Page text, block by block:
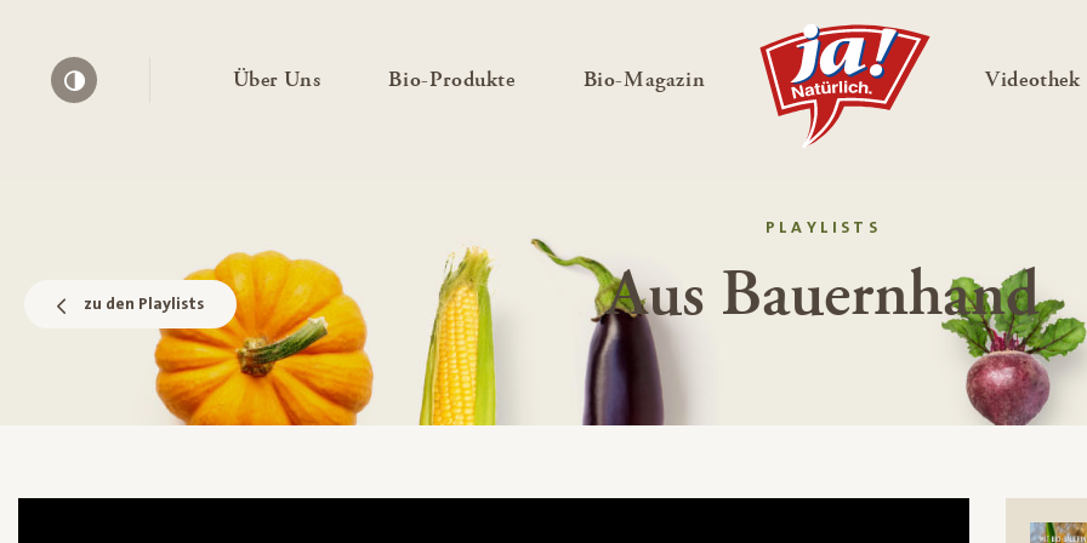
Über Uns— Untermenü ausklappen
Bio-Produkte— Untermenü ausklappen
Bio-Magazin — Untermenü ausklappen Videothek
zu den Playlists
PLAYLISTS
Aus Bauernhand